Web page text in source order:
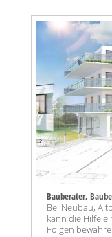
Bauberater,
Bei Neubau,
kann die Hilfe
Folgen